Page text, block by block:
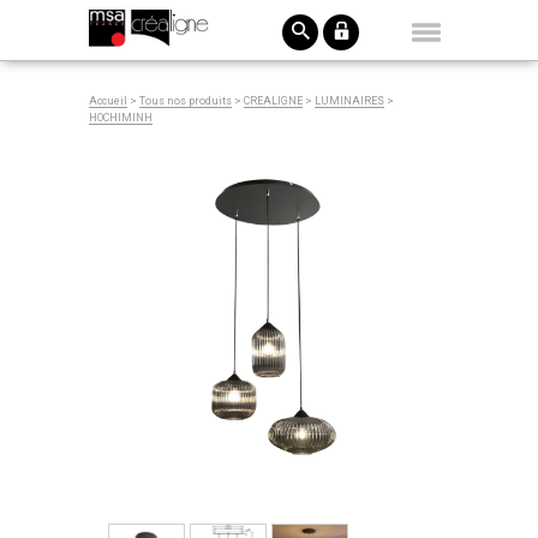
Accueil > Tous nos produits > CREALIGNE > LUMINAIRES >
HOCHIMINH